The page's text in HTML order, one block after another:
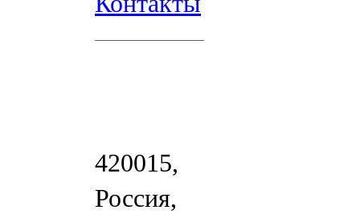
420015,
Россия,